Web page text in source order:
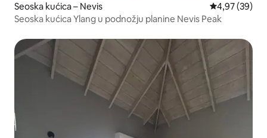
Seoska kućica – Nevis Prosječna
4,97 (39)
Seoska kućica Ylang u podnožju planine Nevis Peak